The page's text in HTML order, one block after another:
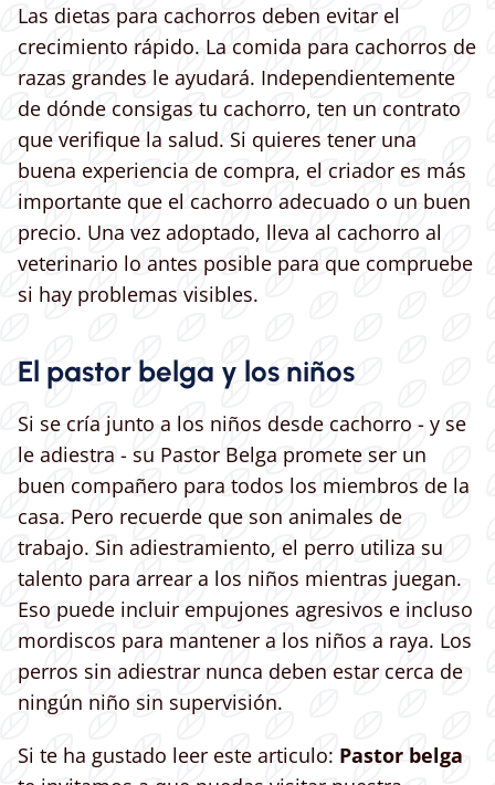
Las dietas para cachorros deben evitar el
crecimiento rápido. La comida para cachorros de
razas grandes le ayudará. Independientemente
de dónde consigas tu cachorro, ten un contrato
que verifique la salud. Si quieres tener una
buena experiencia de compra, el criador es más
importante que el cachorro adecuado o un buen
precio. Una vez adoptado, lleva al cachorro al
veterinario lo antes posible para que compruebe
si hay problemas visibles.
El pastor belga y los niños
Si se cría junto a los niños desde cachorro - y se
le adiestra - su Pastor Belga promete ser un
buen compañero para todos los miembros de la
casa. Pero recuerde que son animales de
trabajo. Sin adiestramiento, el perro utiliza su
talento para arrear a los niños mientras juegan.
Eso puede incluir empujones agresivos e incluso
mordiscos para mantener a los niños a raya. Los
perros sin adiestrar nunca deben estar cerca de
ningún niño sin supervisión.
Si te ha gustado leer este articulo: Pastor belga